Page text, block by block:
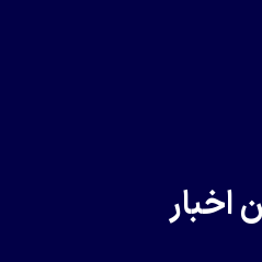
اخبار